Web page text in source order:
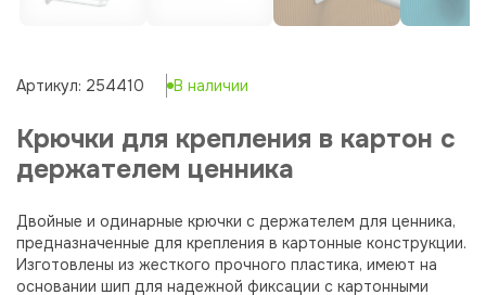
Артикул: 254410 В наличии
Крючки для крепления в картон с
держателем ценника
Двойные и одинарные крючки с держателем для ценника,
предназначенные для крепления в картонные конструкции.
Изготовлены из жесткого прочного пластика, имеют на
основании шип для надежной фиксации с картонными